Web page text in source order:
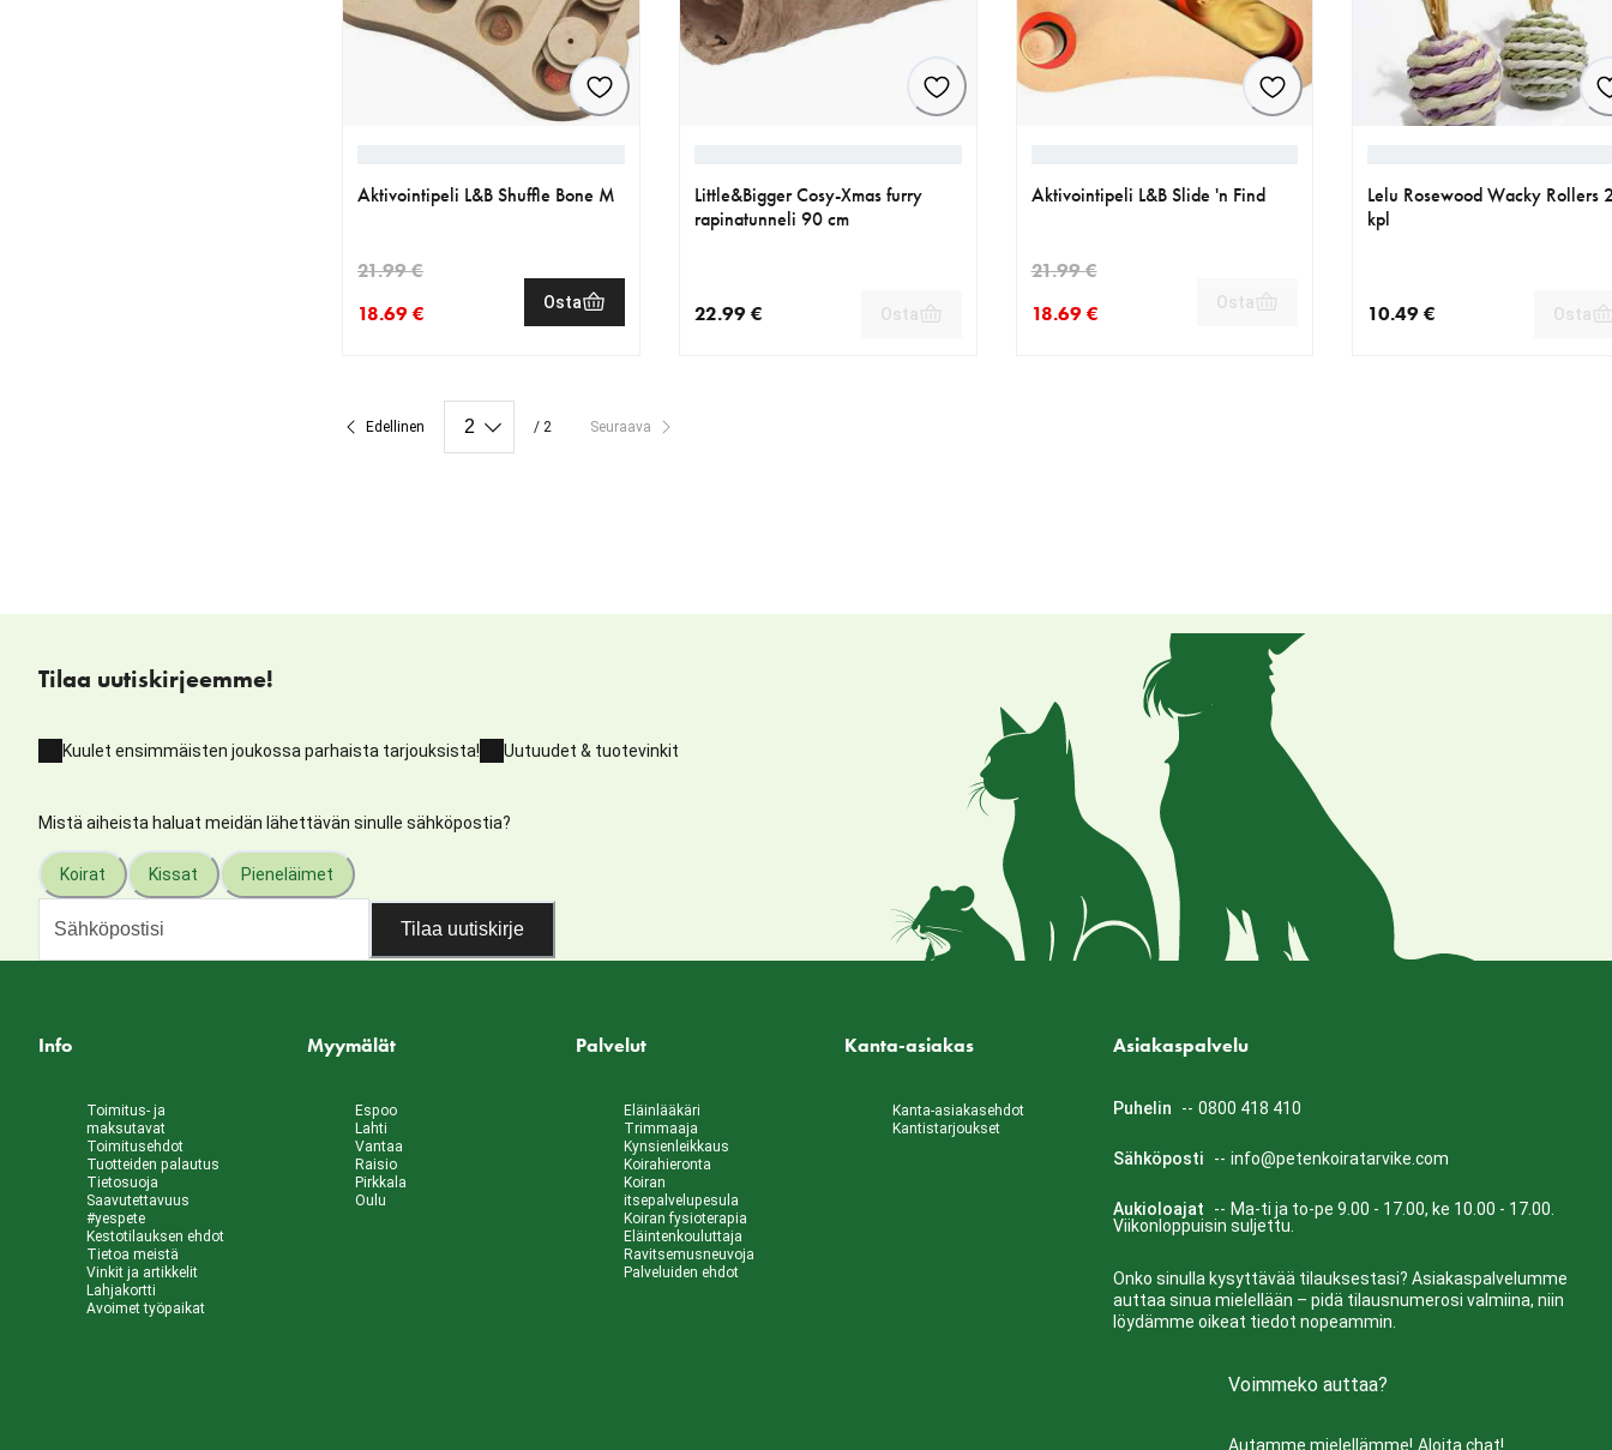
Aktivointipeli L&B Shuffle Bone M
18.69 €
21.99 €
Osta
Little&Bigger Cosy-Xmas furry
rapinatunneli 90 cm
22.99 € Osta
Aktivointipeli L&B Slide 'n Find
18.69 €
21.99 €
Osta
Lelu Rosewood Wacky Rollers
kpl
10.49 € Osta
Edellinen / 2 Seuraava
Tilaa uutiskirjeemme!
Kuulet ensimmäisten joukossa parhaista tarjouksista! Uutuudet & tuotevinkit
Mistä aiheista haluat meidän lähettävän sinulle sähköpostia?
Koirat Kissat Pieneläimet
Tilaa uutiskirje
Info
Toimitus- ja
maksutavat
Toimitusehdot
Tuotteiden palautus
Tietosuoja
Saavutettavuus
#yespete
Kestotilauksen ehdot
Tietoa meistä
Vinkit ja artikkelit
Lahjakortti
Avoimet työpaikat
Myymälät
Espoo
Lahti
Vantaa
Raisio
Pirkkala
Oulu
Palvelut
Eläinlääkäri
Trimmaaja
Kynsienleikkaus
Koirahieronta
Koiran
itsepalvelupesula
Koiran fysioterapia
Eläintenkouluttaja
Ravitsemusneuvoja
Palveluiden ehdot
Kanta-asiakas
Kanta-asiakasehdot
Kantistarjoukset
Asiakaspalvelu
Puhelin -- 0800 418 410
Sähköposti -- info@petenkoiratarvike.com
Aukioloajat -- Ma-ti ja to-pe 9.00 - 17.00, ke 10.00 - 17.00.
Viikonloppuisin suljettu.
Onko sinulla kysyttävää tilauksestasi? Asiakaspalvelumme
auttaa sinua mielellään – pidä tilausnumerosi valmiina, niin
löydämme oikeat tiedot nopeammin.
Voimmeko auttaa?
Autamme mielellämme! Aloita chat!